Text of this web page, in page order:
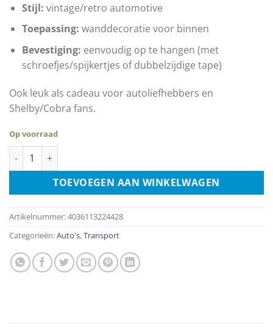
Stijl: vintage/retro automotive
Toepassing: wanddecoratie voor binnen
Bevestiging: eenvoudig op te hangen (met
schroefjes/spijkertjes of dubbelzijdige tape)
Ook leuk als cadeau voor autoliefhebbers en
Shelby/Cobra fans.
Op voorraad
Shelby - Cobra Snake aantal
TOEVOEGEN AAN WINKELWAGEN
Artikelnummer:4036113224428
Categorieën:Auto's,Transport